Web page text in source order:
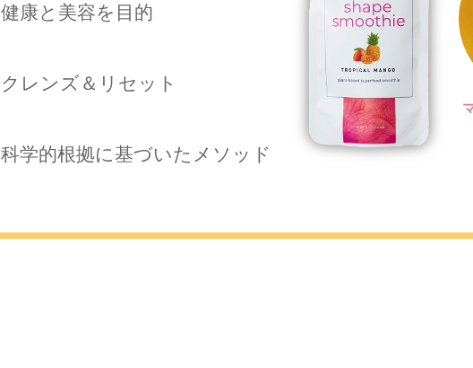
健康と美容を目的
クレンズ＆リセット
科学的根拠に基づいたメソッド